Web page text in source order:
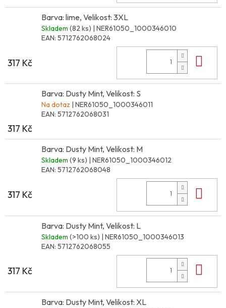
Barva: lime, Velikost: 3XL
Skladem (82 ks) | NER61050_1000346010
EAN: 5712762068024
317 Kč
Barva: Dusty Mint, Velikost: S
Na dotaz
| NER61050_1000346011
EAN: 5712762068031
317 Kč
Barva: Dusty Mint, Velikost: M
Skladem (9 ks) | NER61050_1000346012
EAN: 5712762068048
317 Kč
Barva: Dusty Mint, Velikost: L
Skladem (>100 ks) | NER61050_1000346013
EAN: 5712762068055
317 Kč
Barva: Dusty Mint, Velikost: XL